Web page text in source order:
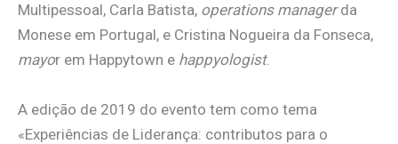
Multipessoal, Carla Batista, operations managerda
Monese em Portugal, e Cristina Nogueira da Fonseca,
mayor em Happytown e happyologist.
A edição de 2019 do evento tem como tema
«Experiências de Liderança: contributos para o